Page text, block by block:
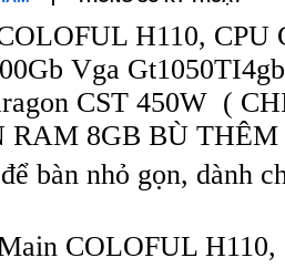
H110, CPU
Vga
CST 450W (
RAM 8GB BÙ THÊM
bàn nhỏ gọn, dành
COLOFUL H110,
Máy in HP LaserJet ...
Chi tiết
Máy